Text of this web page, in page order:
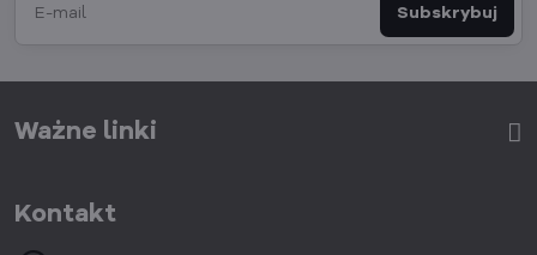
Subskrybuj
Ważne linki
Kontakt